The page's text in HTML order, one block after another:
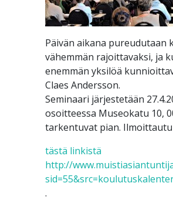
Päivän aikana
vähemmän rajoittavaksi, ja
enemmän yksilöä
Claes Andersson.
Seminaari järjestetään
osoitteessa Museokatu 10,
tarkentuvat pian.
tästä linkistä
http://
.